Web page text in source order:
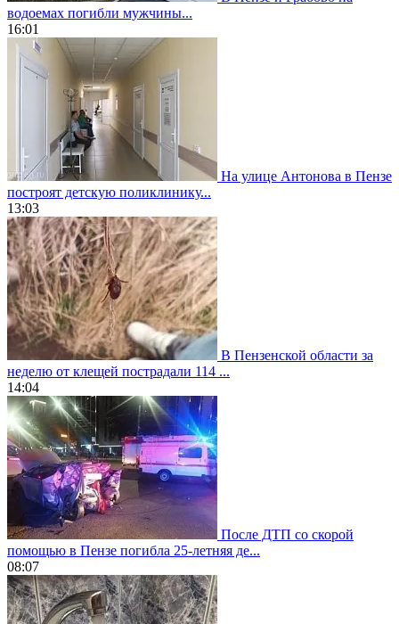
водоемах погибли мужчины...
16:01
На улице Антонова в Пензе
построят детскую поликлинику...
13:03
В Пензенской области за
неделю от клещей пострадали 114 ...
14:04
После ДТП со скорой
помощью в Пензе погибла 25-летняя де...
08:07